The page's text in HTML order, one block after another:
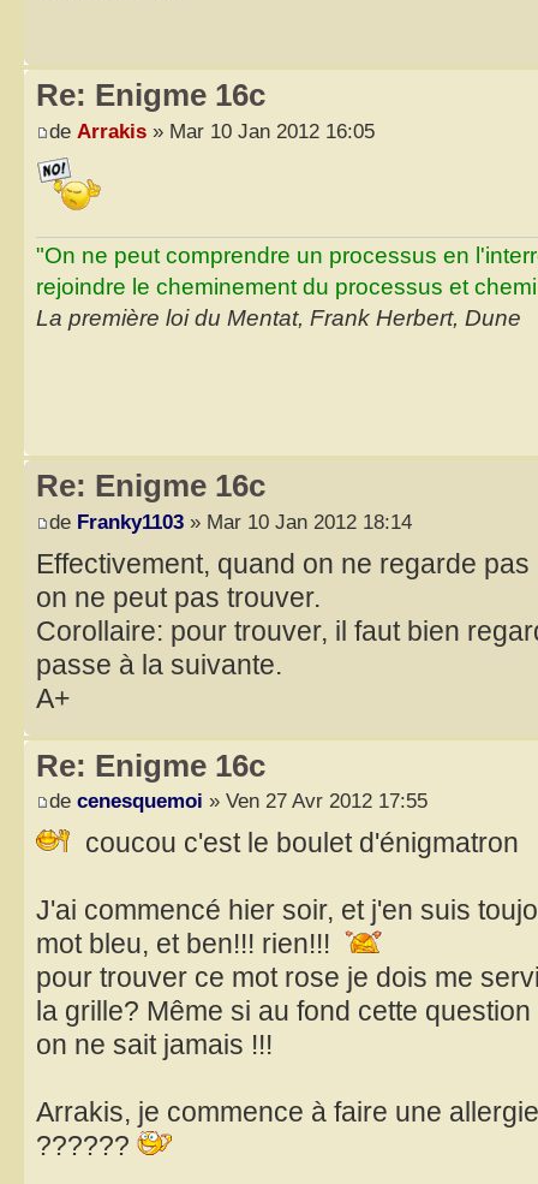
Re: Enigme 16c
de Arrakis » Mar 10 Jan 2012 16:05
"On ne peut comprendre un processus en
rejoindre le cheminement du processus et
La première loi du Mentat, Frank Herbert, Dune
Re: Enigme 16c
de Franky1103 » Mar 10 Jan 2012 18:14
Effectivement, quand on ne regarde
on ne peut pas trouver.
Corollaire: pour trouver, il faut bien
passe à la suivante.
A+
Re: Enigme 16c
de cenesquemoi » Ven 27 Avr 2012 17:55
coucou c'est le boulet d'énigmatron
J'ai commencé hier soir, et j'en suis
mot bleu, et ben!!! rien!!!
pour trouver ce mot rose je dois me
la grille? Même si au fond cette
on ne sait jamais !!!
Arrakis, je commence à faire une
??????